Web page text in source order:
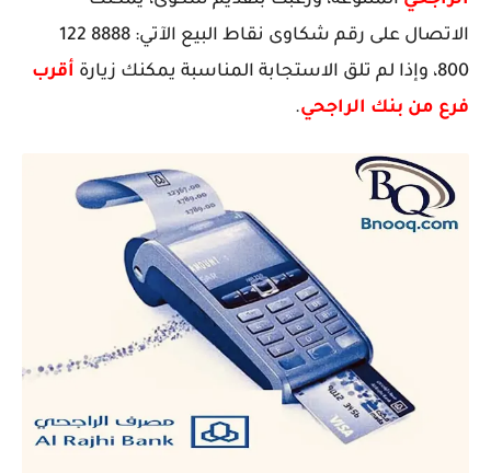
الاتصال على رقم شكاوى نقاط البيع الآتي: 8888 122
800، وإذا لم تلق الاستجابة المناسبة يمكنك زيارة
أقرب
فرع من بنك الراجحي.